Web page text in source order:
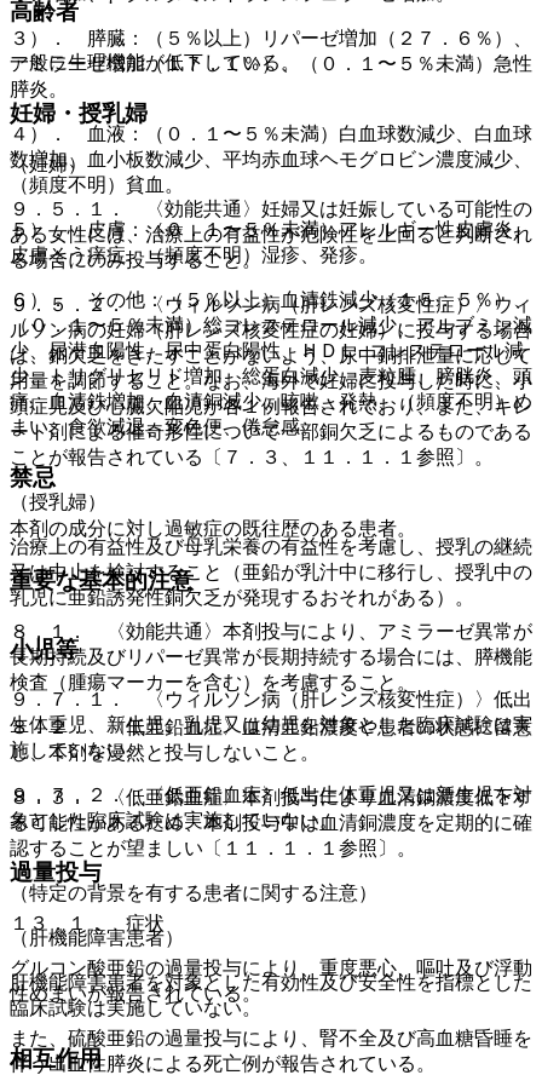
高齢者
一般に生理機能が低下している。
妊婦・授乳婦
（妊婦）
９．５．１． 〈効能共通〉妊婦又は妊娠している可能性の
ある女性には、治療上の有益性が危険性を上回ると判断され
る場合にのみ投与すること。
９．５．２． 〈ウィルソン病（肝レンズ核変性症）〉ウィ
ルソン病の妊婦（肝レンズ核変性症の妊婦）に投与する場合
は、銅欠乏をきたすことがないよう、尿中銅排泄量に応じて
用量を調節すること。なお、海外で妊婦に投与した時に、小
頭症児及び心臓欠陥児が各１例報告されており、また、キレ
ート剤による催奇形性について一部銅欠乏によるものである
ことが報告されている〔７．３、１１．１．１参照〕。
（授乳婦）
治療上の有益性及び母乳栄養の有益性を考慮し、授乳の継続
又は中止を検討すること（亜鉛が乳汁中に移行し、授乳中の
乳児に亜鉛誘発性銅欠乏が発現するおそれがある）。
小児等
９．７．１． 〈ウィルソン病（肝レンズ核変性症）〉低出
生体重児、新生児、乳児又は幼児を対象とした臨床試験は実
施していない。
９．７．２． 〈低亜鉛血症〉低出生体重児又は新生児を対
象とした臨床試験は実施していない。
過量投与
１３．１． 症状
グルコン酸亜鉛の過量投与により、重度悪心、嘔吐及び浮動
性めまいが報告されている。
また、硫酸亜鉛の過量投与により、腎不全及び高血糖昏睡を
伴う出血性膵炎による死亡例が報告されている。
３）． 膵臓：（５％以上）リパーゼ増加（２７．６％）、
アミラーゼ増加（１７．１％）、（０．１〜５％未満）急性
膵炎。
４）． 血液：（０．１〜５％未満）白血球数減少、白血球
数増加、血小板数減少、平均赤血球ヘモグロビン濃度減少、
（頻度不明）貧血。
５）． 皮膚：（０．１〜５％未満）アレルギー性皮膚炎、
皮膚そう痒症、（頻度不明）湿疹、発疹。
６）． その他：（５％以上）血清鉄減少（１５．５％）、
（０．１〜５％未満）総コレステロール減少、アルブミン減
少、尿潜血陽性、尿中蛋白陽性、ＨＤＬ−コレステロール減
少、トリグリセリド増加、総蛋白減少、麦粒腫、膀胱炎、頭
痛、血清鉄増加、血清銅減少、咳嗽、発熱、（頻度不明）め
まい、食欲減退、変色便、倦怠感。
禁忌
本剤の成分に対し過敏症の既往歴のある患者。
重要な基本的注意
８．１． 〈効能共通〉本剤投与により、アミラーゼ異常が
長期持続及びリパーゼ異常が長期持続する場合には、膵機能
検査（腫瘍マーカーを含む）を考慮すること。
８．２． 〈低亜鉛血症〉血清亜鉛濃度や患者の状態に留意
し、本剤を漫然と投与しないこと。
８．３． 〈低亜鉛血症〉本剤投与により血清銅濃度低下す
る可能性があるため、本剤投与中は血清銅濃度を定期的に確
認することが望ましい〔１１．１．１参照〕。
（特定の背景を有する患者に関する注意）
（肝機能障害患者）
肝機能障害患者を対象とした有効性及び安全性を指標とした
臨床試験は実施していない。
相互作用